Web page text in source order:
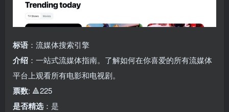
标语 ：流媒体搜索引擎
介绍 ：一站式流媒体指南。了解如何在你喜爱的所有流媒体
平台上观看所有电影和电视剧。
票数: 🔺225
是否精选 ：是